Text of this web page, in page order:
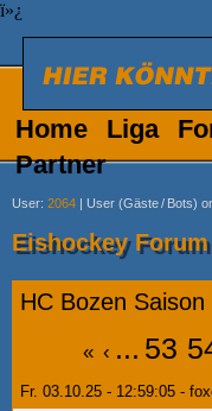
ï»¿
Home Liga
Partner
User: 2064 | User (Gäste/ Bots)
Eishockey
HC Bozen
« ‹ ... 53
Fr. 03.10.25 - 12:59:05 -